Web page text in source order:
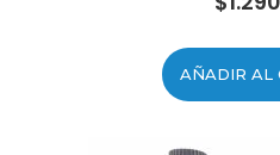
AÑADIR AL